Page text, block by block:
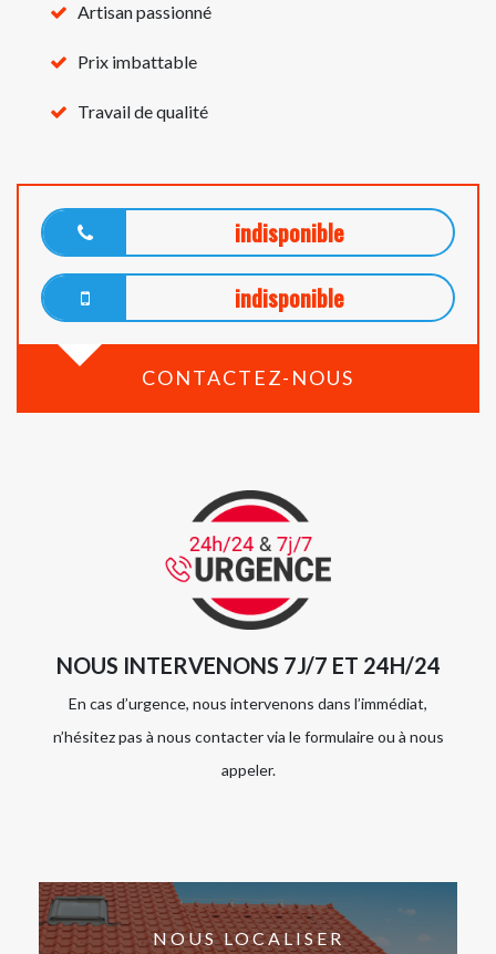
Artisan passionné
Prix imbattable
Travail de qualité
indisponible
indisponible
CONTACTEZ-NOUS
NOUS INTERVENONS 7J/7 ET 24H/24
En cas d’urgence, nous intervenons dans l’immédiat,
n’hésitez pas à nous contacter via le formulaire ou à nous
appeler.
NOUS LOCALISER